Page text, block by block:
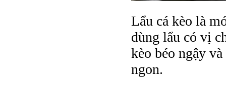
Lẩu cá kèo là
dùng lẩu có vị
kèo béo ngậy
ngon.